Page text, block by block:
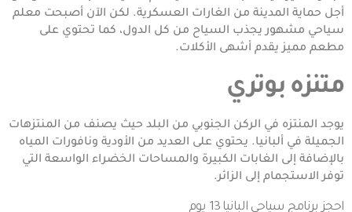
أجل حماية المدينة من الغارات العسكرية. لكن الآن أصبحت معلم
سياحي مشهور يجذب السياح من كل الدول، كما تحتوي على
مطعم مميز يقدم أشهى الأكلات.
متنزه بوتري
يوجد المنتزه في الركن الجنوبي من البلد حيث يصنف من المنتزهات
الجميلة في ألبانيا. يحتوي على العديد من الأودية ونافورات المياه
بالإضافة إلى الغابات الكبيرة والمساحات الخضراء الواسعة التي
توفر الاستجمام إلى الزائر.
احجز برنامج سياحي البانيا 13 يوم